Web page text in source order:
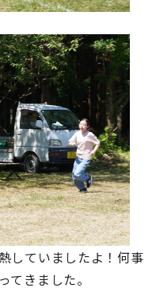
していましたよ！何事
てきました。